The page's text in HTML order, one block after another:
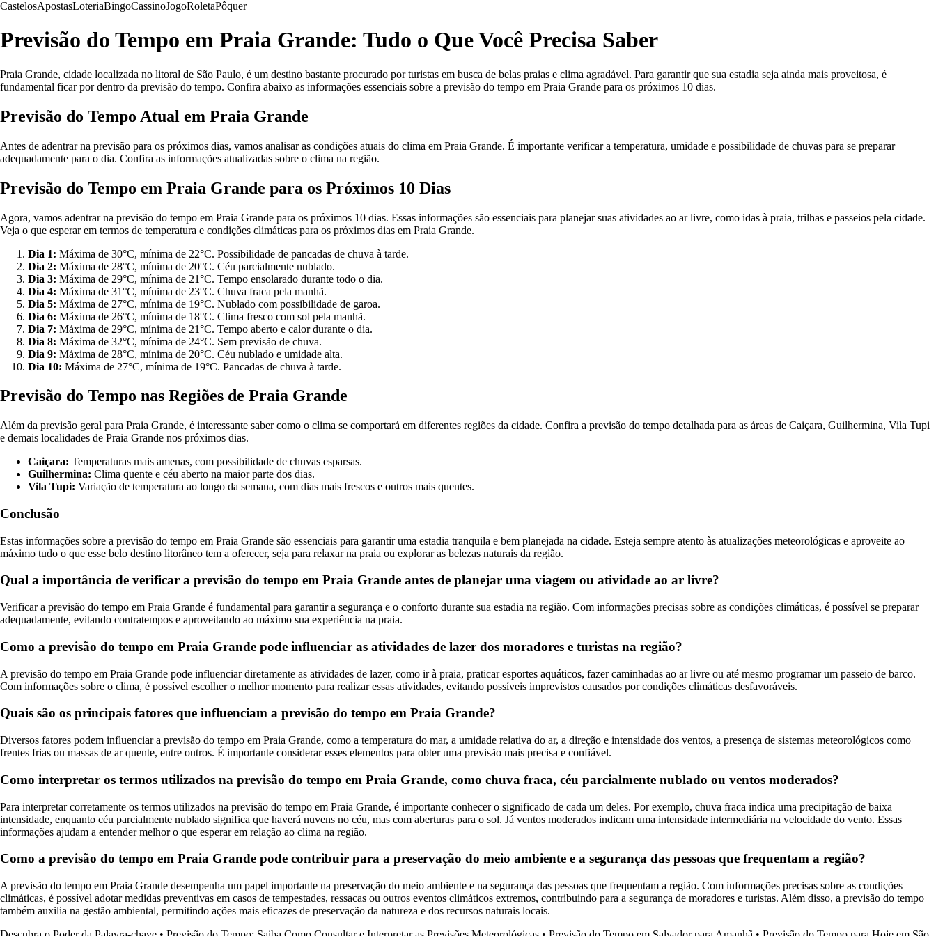
CastelosApostasLoteriaBingoCassinoJogoRoletaPôquer
Previsão do Tempo em Praia Grande: Tudo o Que Você Precisa Saber
Praia Grande, cidade localizada no litoral de São Paulo, é um destino bastante procurado por turistas em busca de belas praias e clima agradável. Para garantir que sua estadia seja ainda mais proveitosa, é
fundamental ficar por dentro da previsão do tempo. Confira abaixo as informações essenciais sobre a previsão do tempo em Praia Grande para os próximos 10 dias.
Previsão do Tempo Atual em Praia Grande
Antes de adentrar na previsão para os próximos dias, vamos analisar as condições atuais do clima em Praia Grande. É importante verificar a temperatura, umidade e possibilidade de chuvas para se preparar
adequadamente para o dia. Confira as informações atualizadas sobre o clima na região.
Previsão do Tempo em Praia Grande para os Próximos 10 Dias
Agora, vamos adentrar na previsão do tempo em Praia Grande para os próximos 10 dias. Essas informações são essenciais para planejar suas atividades ao ar livre, como idas à praia, trilhas e passeios pela cidade.
Veja o que esperar em termos de temperatura e condições climáticas para os próximos dias em Praia Grande.
Dia 1: Máxima de 30°C, mínima de 22°C. Possibilidade de pancadas de chuva à tarde.
Dia 2: Máxima de 28°C, mínima de 20°C. Céu parcialmente nublado.
Dia 3: Máxima de 29°C, mínima de 21°C. Tempo ensolarado durante todo o dia.
Dia 4: Máxima de 31°C, mínima de 23°C. Chuva fraca pela manhã.
Dia 5: Máxima de 27°C, mínima de 19°C. Nublado com possibilidade de garoa.
Dia 6: Máxima de 26°C, mínima de 18°C. Clima fresco com sol pela manhã.
Dia 7: Máxima de 29°C, mínima de 21°C. Tempo aberto e calor durante o dia.
Dia 8: Máxima de 32°C, mínima de 24°C. Sem previsão de chuva.
Dia 9: Máxima de 28°C, mínima de 20°C. Céu nublado e umidade alta.
Dia 10: Máxima de 27°C, mínima de 19°C. Pancadas de chuva à tarde.
Previsão do Tempo nas Regiões de Praia Grande
Além da previsão geral para Praia Grande, é interessante saber como o clima se comportará em diferentes regiões da cidade. Confira a previsão do tempo detalhada para as áreas de Caiçara, Guilhermina, Vila Tupi
e demais localidades de Praia Grande nos próximos dias.
Caiçara: Temperaturas mais amenas, com possibilidade de chuvas esparsas.
Guilhermina: Clima quente e céu aberto na maior parte dos dias.
Vila Tupi: Variação de temperatura ao longo da semana, com dias mais frescos e outros mais quentes.
Conclusão
Estas informações sobre a previsão do tempo em Praia Grande são essenciais para garantir uma estadia tranquila e bem planejada na cidade. Esteja sempre atento às atualizações meteorológicas e aproveite ao
máximo tudo o que esse belo destino litorâneo tem a oferecer, seja para relaxar na praia ou explorar as belezas naturais da região.
Qual a importância de verificar a previsão do tempo em Praia Grande antes de planejar uma viagem ou atividade ao ar livre?
Verificar a previsão do tempo em Praia Grande é fundamental para garantir a segurança e o conforto durante sua estadia na região. Com informações precisas sobre as condições climáticas, é possível se preparar
adequadamente, evitando contratempos e aproveitando ao máximo sua experiência na praia.
Como a previsão do tempo em Praia Grande pode influenciar as atividades de lazer dos moradores e turistas na região?
A previsão do tempo em Praia Grande pode influenciar diretamente as atividades de lazer, como ir à praia, praticar esportes aquáticos, fazer caminhadas ao ar livre ou até mesmo programar um passeio de barco.
Com informações sobre o clima, é possível escolher o melhor momento para realizar essas atividades, evitando possíveis imprevistos causados por condições climáticas desfavoráveis.
Quais são os principais fatores que influenciam a previsão do tempo em Praia Grande?
Diversos fatores podem influenciar a previsão do tempo em Praia Grande, como a temperatura do mar, a umidade relativa do ar, a direção e intensidade dos ventos, a presença de sistemas meteorológicos como
frentes frias ou massas de ar quente, entre outros. É importante considerar esses elementos para obter uma previsão mais precisa e confiável.
Como interpretar os termos utilizados na previsão do tempo em Praia Grande, como chuva fraca, céu parcialmente nublado ou ventos moderados?
Para interpretar corretamente os termos utilizados na previsão do tempo em Praia Grande, é importante conhecer o significado de cada um deles. Por exemplo, chuva fraca indica uma precipitação de baixa
intensidade, enquanto céu parcialmente nublado significa que haverá nuvens no céu, mas com aberturas para o sol. Já ventos moderados indicam uma intensidade intermediária na velocidade do vento. Essas
informações ajudam a entender melhor o que esperar em relação ao clima na região.
Como a previsão do tempo em Praia Grande pode contribuir para a preservação do meio ambiente e a segurança das pessoas que frequentam a região?
A previsão do tempo em Praia Grande desempenha um papel importante na preservação do meio ambiente e na segurança das pessoas que frequentam a região. Com informações precisas sobre as condições
climáticas, é possível adotar medidas preventivas em casos de tempestades, ressacas ou outros eventos climáticos extremos, contribuindo para a segurança de moradores e turistas. Além disso, a previsão do tempo
também auxilia na gestão ambiental, permitindo ações mais eficazes de preservação da natureza e dos recursos naturais locais.